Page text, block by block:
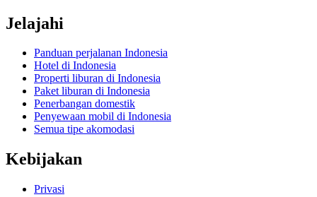
Jelajahi
Panduan perjalanan Indonesia
Hotel di Indonesia
Properti liburan di Indonesia
Paket liburan di Indonesia
Penerbangan domestik
Penyewaan mobil di Indonesia
Semua tipe akomodasi
Kebijakan
Privasi